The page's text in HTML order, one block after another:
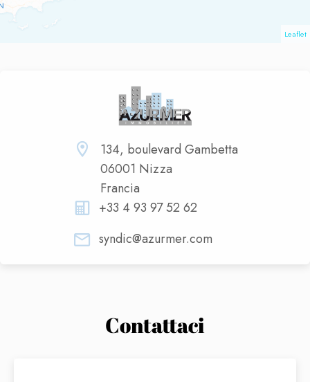
Leaflet
134, boulevard Gambetta
06001 Nizza
Francia
+33 4 93 97 52 62
syndic@azurmer.com
Contattaci